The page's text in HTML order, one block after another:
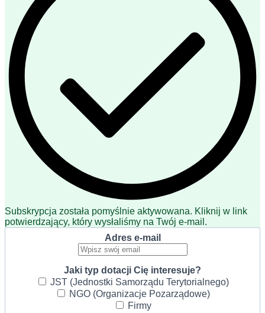
Subskrypcja została pomyślnie aktywowana. Kliknij w link
potwierdzający, który wysłaliśmy na Twój e-mail.
Adres e-mail
Jaki typ dotacji Cię interesuje?
JST (Jednostki Samorządu Terytorialnego)
NGO (Organizacje Pozarządowe)
Firmy